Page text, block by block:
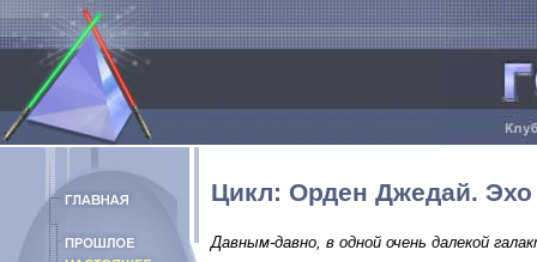
Цикл: Орден Джедай.
Давным-давно, в одной очень далекой